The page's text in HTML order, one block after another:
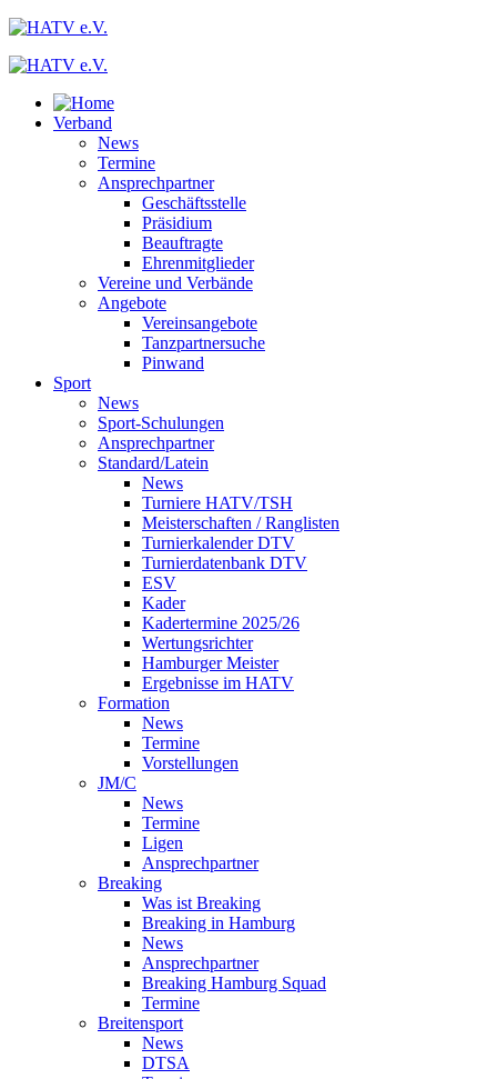
Verband
News
Termine
Ansprechpartner
Geschäftsstelle
Präsidium
Beauftragte
Ehrenmitglieder
Vereine und Verbände
Angebote
Vereinsangebote
Tanzpartnersuche
Pinwand
Sport
News
Sport-Schulungen
Ansprechpartner
Standard/Latein
News
Turniere HATV/TSH
Meisterschaften / Ranglisten
Turnierkalender DTV
Turnierdatenbank DTV
ESV
Kader
Kadertermine 2025/26
Wertungsrichter
Hamburger Meister
Ergebnisse im HATV
Formation
News
Termine
Vorstellungen
JM/C
News
Termine
Ligen
Ansprechpartner
Breaking
Was ist Breaking
Breaking in Hamburg
News
Ansprechpartner
Breaking Hamburg Squad
Termine
Breitensport
News
DTSA